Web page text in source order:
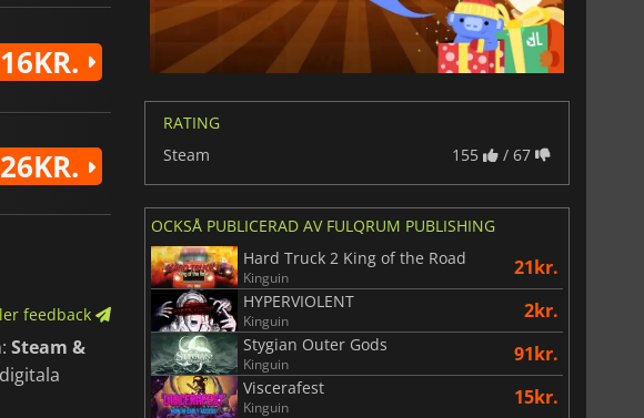
16KR.
26KR.
feedback
Steam &
digitala
RATING
Steam
155 / 67
OCKSÅ PUBLICERAD AV FULQRUM PUBLISHING
Hard Truck 2 King of the Road
Kinguin 21kr.
HYPERVIOLENT
Kinguin 2kr.
Stygian Outer Gods
Kinguin 91kr.
Viscerafest
Kinguin 15kr.